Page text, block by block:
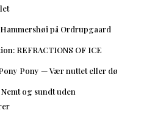
på Ordrupgaard
REFRACTIONS OF ICE
Pony — Vær nuttet eller dø
og sundt uden